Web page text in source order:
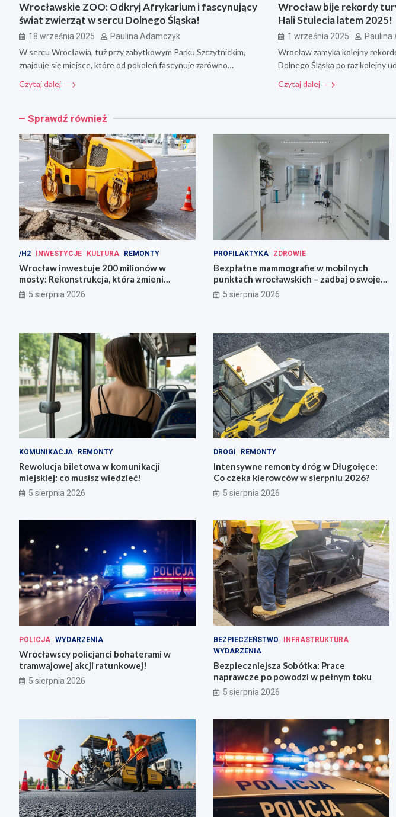
Wrocławskie ZOO: Odkryj Afrykarium i fascynujący
świat zwierząt w sercu Dolnego Śląska!
18 września 2025 Paulina Adamczyk
W sercu Wrocławia, tuż przy zabytkowym Parku Szczytnickim,
znajduje się miejsce, które od pokoleń fascynuje zarówno…
Czytaj dalej
Wrocław bije rekordy
Hali Stulecia latem 2025!
1 września 2025 Paulina
Wrocław zamyka kolejny
Dolnego Śląska po raz kolejny
Czytaj dalej
Sprawdź również
/H2 INWESTYCJE KULTURA REMONTY
Wrocław inwestuje 200 milionów w
mosty: Rekonstrukcja, która zmieni
miasto!
5 sierpnia 2026
PROFILAKTYKA ZDROWIE
Bezpłatne mammografie w mobilnych
punktach wrocławskich – zadbaj o swoje
zdrowie!
5 sierpnia 2026
KOMUNIKACJA REMONTY
Rewolucja biletowa w komunikacji
miejskiej: co musisz wiedzieć!
5 sierpnia 2026
DROGI REMONTY
Intensywne remonty dróg w Długołęce:
Co czeka kierowców w sierpniu 2026?
5 sierpnia 2026
POLICJA WYDARZENIA
Wrocławscy policjanci bohaterami w
tramwajowej akcji ratunkowej!
5 sierpnia 2026
BEZPIECZEŃSTWO
INFRASTRUKTURA
WYDARZENIA
Bezpieczniejsza Sobótka: Prace
naprawcze po powodzi w pełnym toku
5 sierpnia 2026